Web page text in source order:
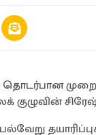
தொடர்பான
குழுவின்
பல்வேறு